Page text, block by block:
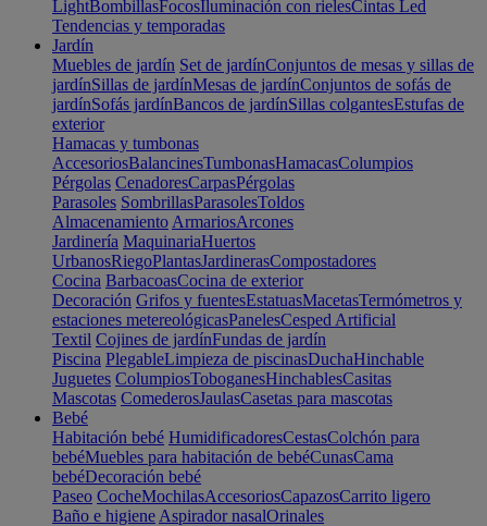
LightBombillasFocosIluminación con rielesCintas Led
Tendencias y temporadas
Jardín
Muebles de jardín Set de jardínConjuntos de mesas y sillas de
jardínSillas de jardínMesas de jardínConjuntos de sofás de
jardínSofás jardínBancos de jardínSillas colgantesEstufas de
exterior
Hamacas y tumbonas
AccesoriosBalancinesTumbonasHamacasColumpios
Pérgolas CenadoresCarpasPérgolas
Parasoles SombrillasParasolesToldos
Almacenamiento ArmariosArcones
Jardinería MaquinariaHuertos
UrbanosRiegoPlantasJardinerasCompostadores
Cocina BarbacoasCocina de exterior
Decoración Grifos y fuentesEstatuasMacetasTermómetros y
estaciones metereológicasPanelesCesped Artificial
Textil Cojines de jardínFundas de jardín
Piscina PlegableLimpieza de piscinasDuchaHinchable
Juguetes ColumpiosToboganesHinchablesCasitas
Mascotas ComederosJaulasCasetas para mascotas
Bebé
Habitación bebé HumidificadoresCestasColchón para
bebéMuebles para habitación de bebéCunasCama
bebéDecoración bebé
Paseo CocheMochilasAccesoriosCapazosCarrito ligero
Baño e higiene Aspirador nasalOrinales